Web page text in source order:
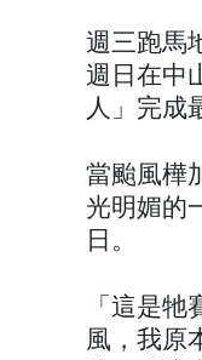
週三跑馬
週日在中
人」完成
當颱風樺
光明媚的
日。
「這是
風，我原